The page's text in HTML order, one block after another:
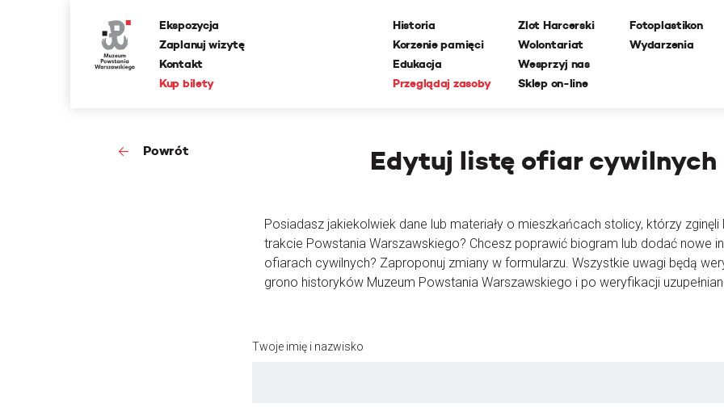
Ekspozycja
Zaplanuj wizytę
Kontakt
Kup bilety
Historia
Korzenie pamięci
Edukacja
Przeglądaj zasoby
Zlot Harcerski
Wolontariat
Wesprzyj nas
Sklep on-line
Fotoplastikon
Wydarzenia
Powrót Edytuj listę ofiar cywilnych
Posiadasz jakiekolwiek dane lub materiały o mieszkańcach stolicy, którzy zginęli
trakcie Powstania Warszawskiego? Chcesz poprawić biogram lub dodać nowe
ofiarach cywilnych? Zaproponuj zmiany w formularzu. Wszystkie uwagi będą
grono historyków Muzeum Powstania Warszawskiego i po weryfikacji
Twoje imię i nazwisko